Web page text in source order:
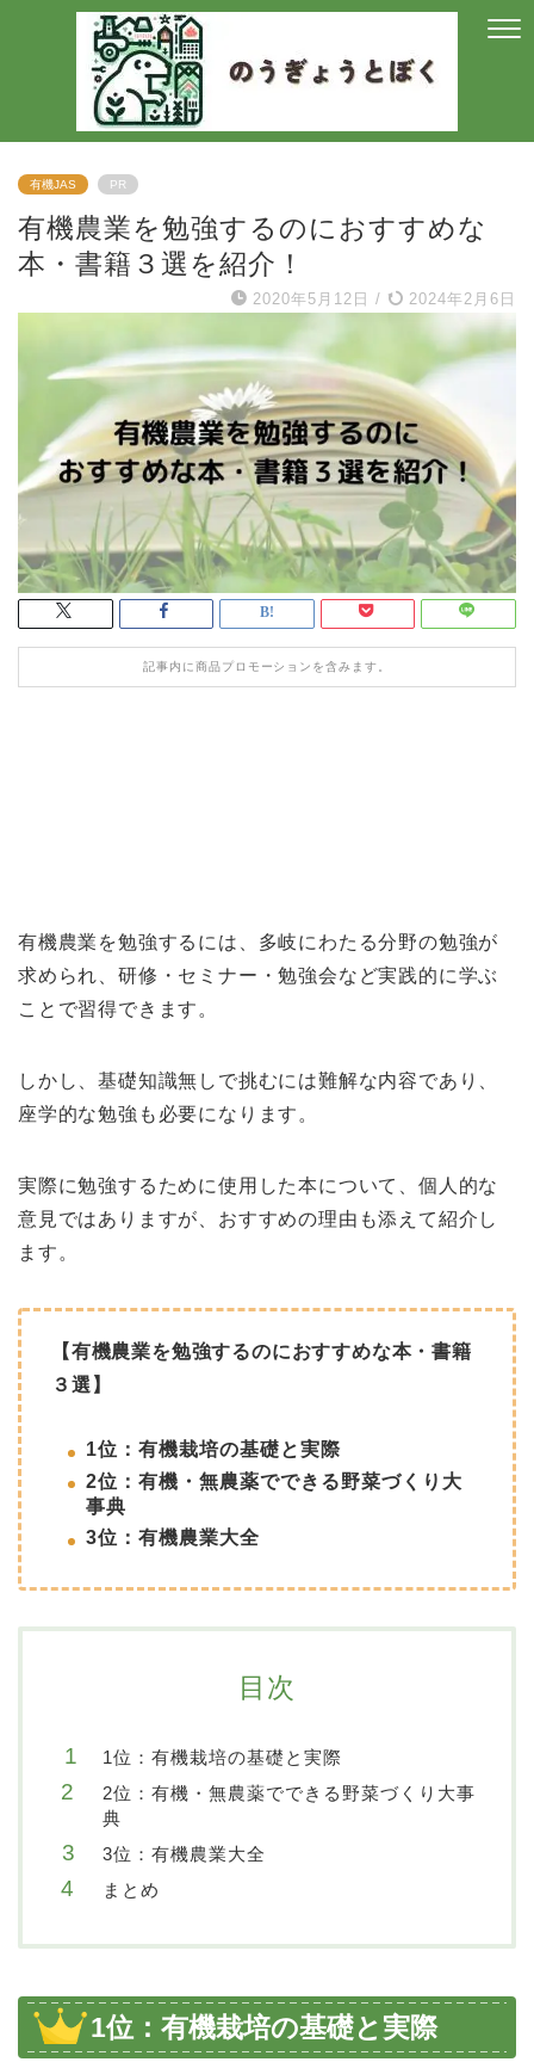
有機JAS PR
有機農業を勉強するのにおすすめな
本・書籍３選を紹介！
2020年5月12日 / 2024年2月6日
記事内に商品プロモーションを含みます。
有機農業を勉強するには、多岐にわたる分野の勉強が
求められ、研修・セミナー・勉強会など実践的に学ぶ
ことで習得できます。
しかし、基礎知識無しで挑むには難解な内容であり、
座学的な勉強も必要になります。
実際に勉強するために使用した本について、個人的な
意見ではありますが、おすすめの理由も添えて紹介し
ます。
【有機農業を勉強するのにおすすめな本・書籍
３選】
1位：有機栽培の基礎と実際
2位：有機・無農薬でできる野菜づくり大
事典
3位：有機農業大全
目次
1位：有機栽培の基礎と実際
2位：有機・無農薬でできる野菜づくり大事
典
3位：有機農業大全
まとめ
1位：有機栽培の基礎と実際